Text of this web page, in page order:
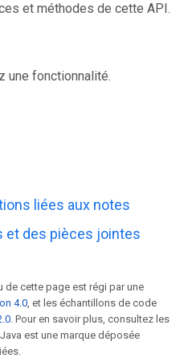
et méthodes de cette API.
une fonctionnalité.
liées aux notes
et des pièces jointes
de cette page est régi par une
4.0, et les échantillons de code
. Pour en savoir plus, consultez les
est une marque déposée